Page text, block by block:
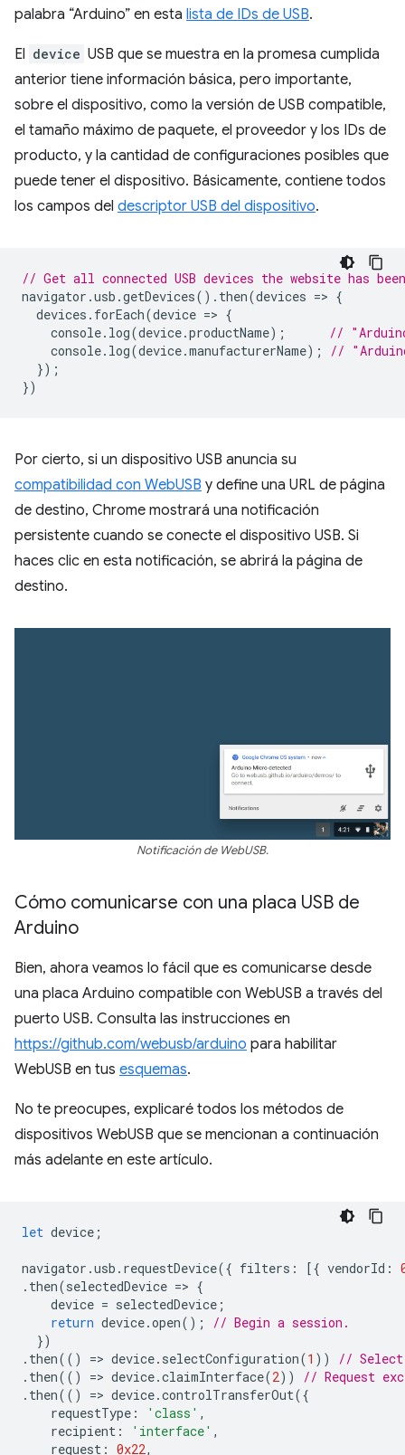
palabra “Arduino” en esta lista de IDs de USB.
El device USB que se muestra en la promesa cumplida
anterior tiene información básica, pero importante,
sobre el dispositivo, como la versión de USB compatible,
el tamaño máximo de paquete, el proveedor y los IDs de
producto, y la cantidad de configuraciones posibles que
puede tener el dispositivo. Básicamente, contiene todos
los campos del descriptor USB del dispositivo.
// Get all connected USB devices the website has
navigator .usb .getDevices(). then(devices => {
devices . forEach(device => {
console. log(device.productName);
//
console. log(device.manufacturerName);
//
});
})
Por cierto, si un dispositivo USB anuncia su
compatibilidad con WebUSB y define una URL de página
de destino, Chrome mostrará una notificación
persistente cuando se conecte el dispositivo USB. Si
haces clic en esta notificación, se abrirá la página de
destino.
Notificación de WebUSB.
Cómo comunicarse con una placa USB de
Arduino
Bien, ahora veamos lo fácil que es comunicarse desde
una placa Arduino compatible con WebUSB a través del
puerto USB. Consulta las instrucciones en
https://github.com/webusb/arduino para habilitar
WebUSB en tus esquemas.
No te preocupes, explicaré todos los métodos de
dispositivos WebUSB que se mencionan a continuación
más adelante en este artículo.
let device ;
navigator .usb . requestDevice({ filters : [{ vendorId :
. then(selectedDevice => {
device = selectedDevice ;
return device.open();
// Begin a session.
})
. then(() => device. selectConfiguration(1 ))
//
. then(() => device.claimInterface(2))
// Request
. then(() => device.controlTransferOut({
requestType : 'class' ,
recipient : 'interface' ,
request : 0x22,